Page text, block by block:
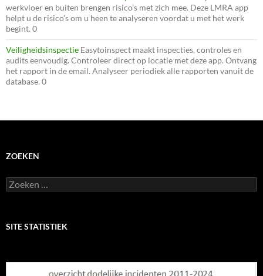
werkvloer en buiten brengen risico’s met zich mee. Deze LMRA app
helpt u de risico’s om u heen te analyseren voordat u met het werk
begint. 0
Veiligheidsinspectie Easytoinspect maakt inspecties, controles en
audits eenvoudig. Controleer direct op locatie met deze app. Ontvang
het rapport in de email. Analyseer periodiek alle rapporten vanuit de
database. 0
ZOEKEN
Zoeken
naar:
SITE STATISTIEK